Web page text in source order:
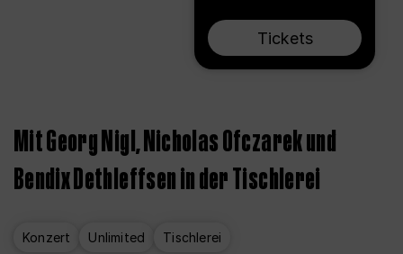
Tickets
Mit Georg Nigl, Nicholas Ofczarek und
Bendix Dethleffsen in der Tischlerei
Konzert Unlimited Tischlerei